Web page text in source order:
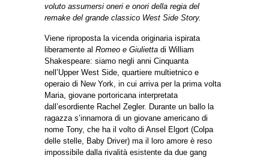
voluto assumersi oneri e onori della regia del
remake del grande classico West Side Story.
Viene riproposta la vicenda originaria ispirata
liberamente al Romeo e Giulietta di William
Shakespeare: siamo negli anni Cinquanta
nell’Upper West Side, quartiere multietnico e
operaio di New York, in cui arriva per la prima volta
Maria, giovane portoricana interpretata
dall’esordiente Rachel Zegler. Durante un ballo la
ragazza s’innamora di un giovane americano di
nome Tony, che ha il volto di Ansel Elgort (Colpa
delle stelle, Baby Driver) ma il loro amore è reso
impossibile dalla rivalità esistente da due gang